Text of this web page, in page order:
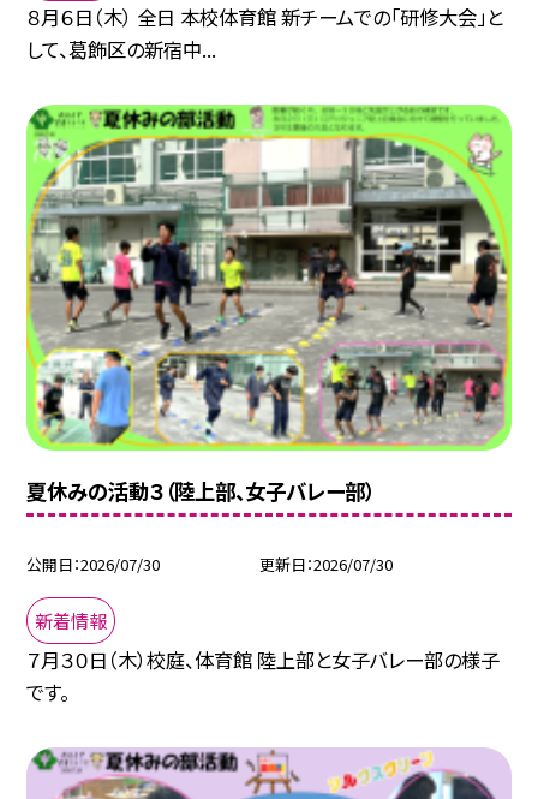
８月６日（木） 全日 本校体育館 新チームでの「研修大会」と
して、葛飾区の新宿中...
夏休みの活動３（陸上部、女子バレー部）
公開日 2026/07/30 更新日 2026/07/30
新着情報
７月３０日（木）校庭、体育館 陸上部と女子バレー部の様子
です。